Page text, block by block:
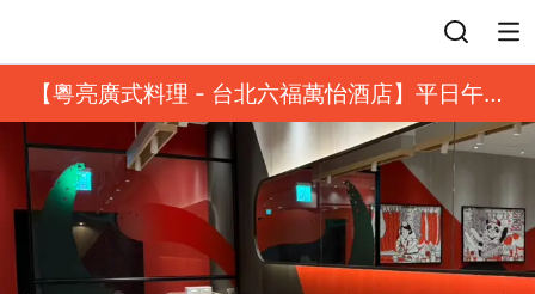
【粵亮廣式料理 - 台北六福萬怡酒店】平日午餐
8 折起｜靓港點套餐